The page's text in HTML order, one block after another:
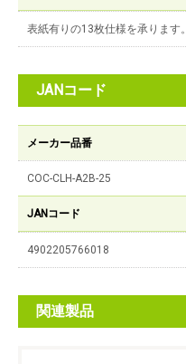
表紙有りの13枚仕様を承ります。
JANコード
メーカー品番
COC-CLH-A2B-25
JANコード
4902205766018
関連製品